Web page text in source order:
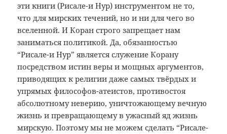
эти книги (Рисале-и Нур) инструментом не то,
что для мирских течений, но и ни для чего во
вселенной. И Коран строго запрещает нам
заниматься политикой. Да, обязанностью
“Рисале-и Нур” является служение Корану
посредством истин веры и мощных аргументов,
приводящих к религии даже самых твёрдых и
упрямых философов-атеистов, противостоя
абсолютному неверию, уничтожающему вечную
жизнь и превращающему в ужасный яд жизнь
мирскую. Поэтому мы не можем сделать “Рисале-